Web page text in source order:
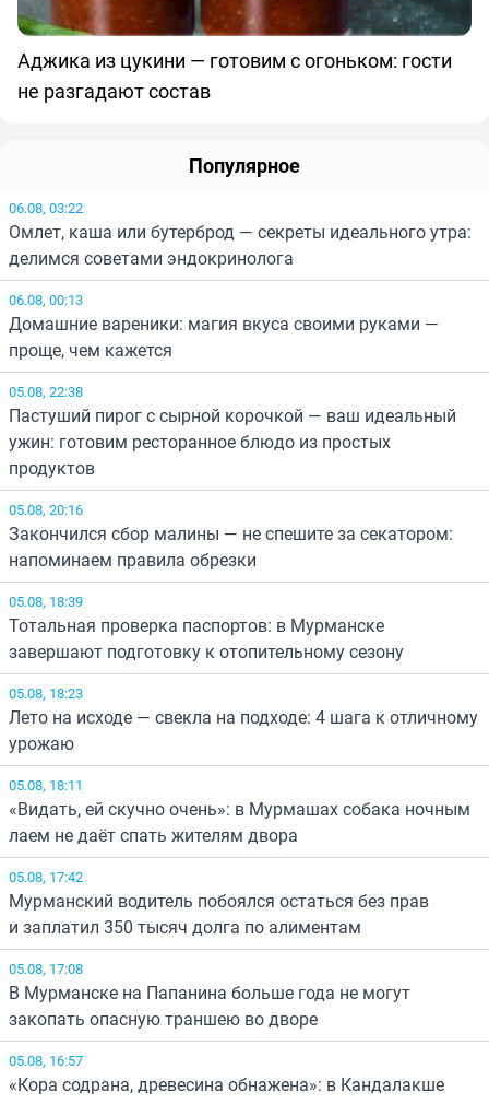
Аджика из цукини — готовим с огоньком: гости
не разгадают состав
Популярное
06.08, 03:22
Омлет, каша или бутерброд — секреты идеального утра:
делимся советами эндокринолога
06.08, 00:13
Домашние вареники: магия вкуса своими руками —
проще, чем кажется
05.08, 22:38
Пастуший пирог с сырной корочкой — ваш идеальный
ужин: готовим ресторанное блюдо из простых
продуктов
05.08, 20:16
Закончился сбор малины — не спешите за секатором:
напоминаем правила обрезки
05.08, 18:39
Тотальная проверка паспортов: в Мурманске
завершают подготовку к отопительному сезону
05.08, 18:23
Лето на исходе — свекла на подходе: 4 шага к отличному
урожаю
05.08, 18:11
«Видать, ей скучно очень»: в Мурмашах собака ночным
лаем не даёт спать жителям двора
05.08, 17:42
Мурманский водитель побоялся остаться без прав
и заплатил 350 тысяч долга по алиментам
05.08, 17:08
В Мурманске на Папанина больше года не могут
закопать опасную траншею во дворе
05.08, 16:57
«Кора содрана, древесина обнажена»: в Кандалакше